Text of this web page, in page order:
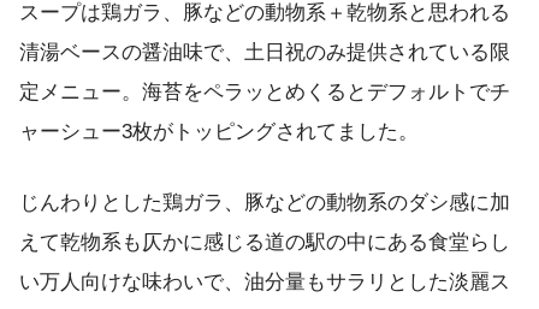
スープは鶏ガラ、豚などの動物系＋乾物系と思われる
清湯ベースの醤油味で、土日祝のみ提供されている限
定メニュー。海苔をペラッとめくるとデフォルトでチ
ャーシュー3枚がトッピングされてました。
じんわりとした鶏ガラ、豚などの動物系のダシ感に加
えて乾物系も仄かに感じる道の駅の中にある食堂らし
い万人向けな味わいで、油分量もサラリとした淡麗ス